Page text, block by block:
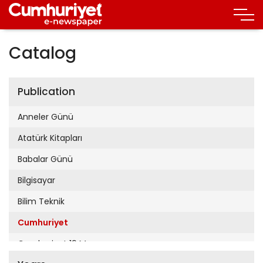
Catalog
Publication
Anneler Günü
Atatürk Kitapları
Babalar Günü
Bilgisayar
Bilim Teknik
Cumhuriyet
Cumhuriyet 19 Mayıs